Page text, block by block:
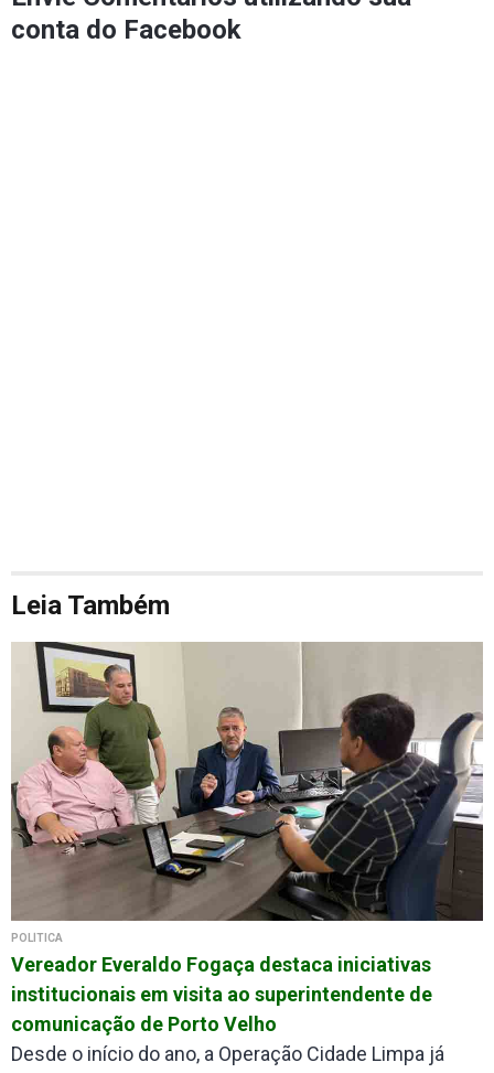
conta do Facebook
Leia Também
POLÍTICA
Vereador Everaldo Fogaça destaca iniciativas
institucionais em visita ao superintendente de
comunicação de Porto Velho
Desde o início do ano, a Operação Cidade Limpa já